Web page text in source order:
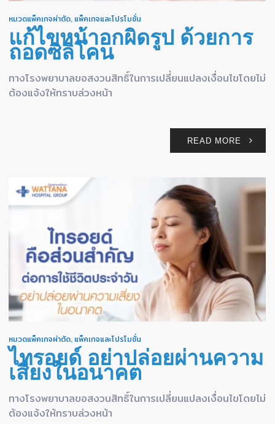
หมวดแพ็คเกจผ่าตัด, แพ็คเกจและโปรโมชั่น
แก้ไขหน้าอกผิดรูป ด้วยการ
ถอดซิลิโคน
ทางโรงพยาบาลขอสงวนสิทธิ์ในการเปลี่ยนแปลงเงื่อนไขโดยไม่
ต้องแจ้งให้ทราบล่วงหน้า
READ MORE
หมวดแพ็คเกจผ่าตัด, แพ็คเกจและโปรโมชั่น
ไทรอยด์ อย่าปล่อยผ่านความ
เสี่ยงในอนาคต
ทางโรงพยาบาลขอสงวนสิทธิ์ในการเปลี่ยนแปลงเงื่อนไขโดยไม่
ต้องแจ้งให้ทราบล่วงหน้า